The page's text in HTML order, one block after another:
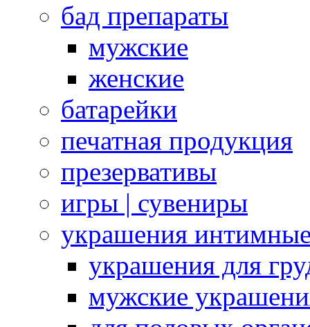
бад препараты
мужские
женские
батарейки
печатная продукция
презервативы
игры | сувениры
украшения
украшения для
мужские